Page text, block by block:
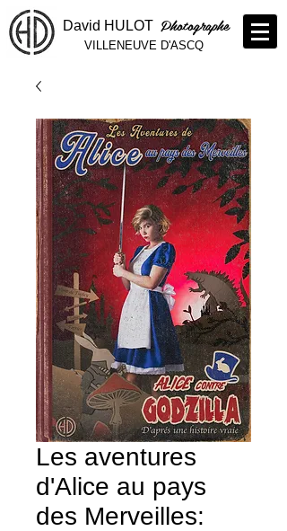
David HULOT Photographe
VILLENEUVE D'ASCQ
Les aventures
d'Alice au pays
des Merveilles: